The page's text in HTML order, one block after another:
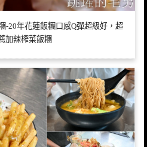
-20年花蓮飯糰口感Q彈超級好，超
加辣榨菜飯糰